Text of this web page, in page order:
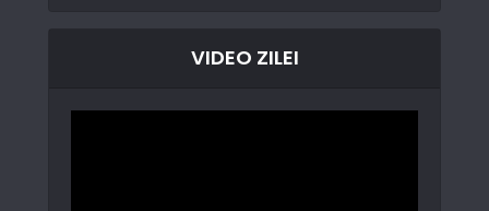
VIDEO ZILEI